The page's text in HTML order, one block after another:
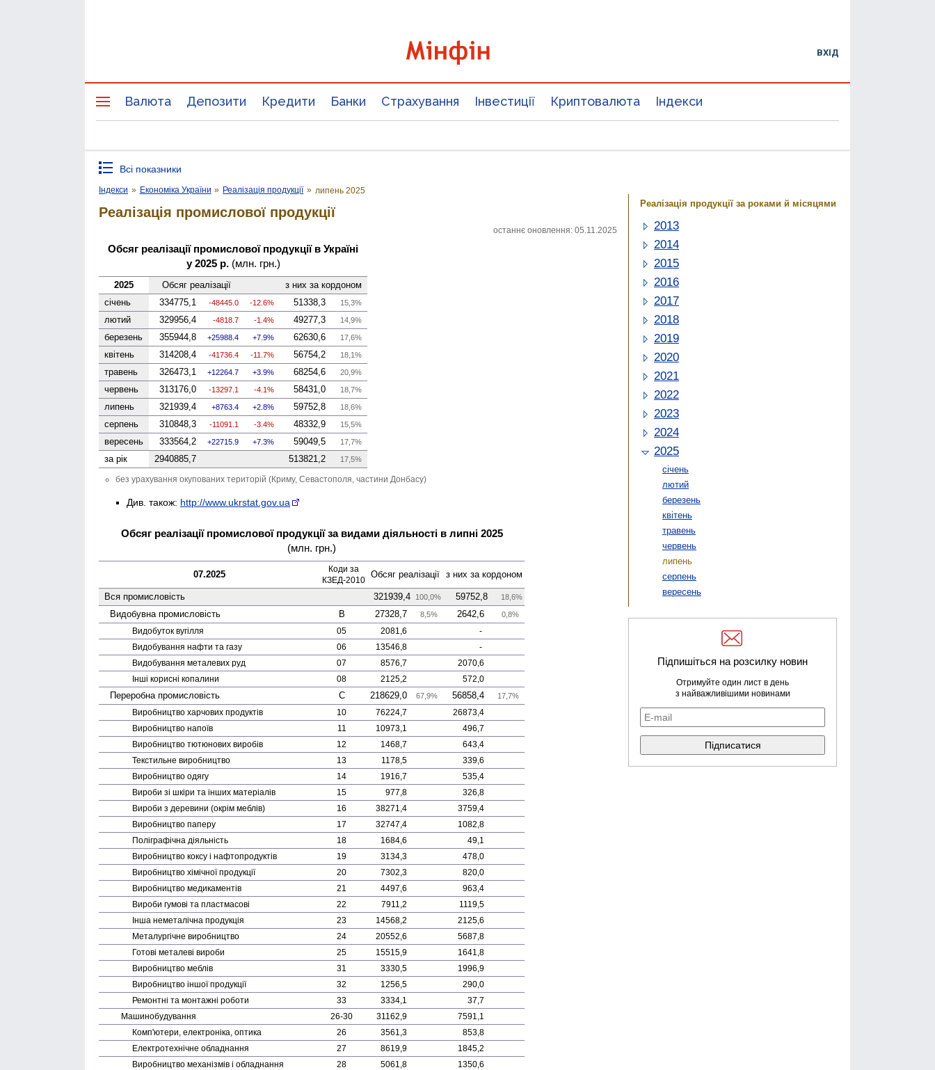
ВХІД
Валюта Депозити Кредити Банки Страхування Інвестиції Криптовалюта Індекси
Всі показники
Індекси » Економіка України » Реалізація продукції » липень 2025
Реалізація промислової продукції
останнє оновлення: 05.11.2025
Обсяг реалізації промислової продукції в Україні
у 2025 р. (млн. грн.)
2025 Обсяг реалізації
з них за кордоном
січень
334775,1 -48445.0 -12.6% 51338,3 15,3%
лютий 329956,4 -4818.7 -1.4% 49277,3 14,9%
березень 355944,8 25988.4 7.9% 62630,6 17,6%
квітень 314208,4 -41736.4 -11.7% 56754,2 18,1%
травень 326473,1 12264.7 3.9% 68254,6 20,9%
червень 313176,0 -13297.1 -4.1% 58431,0 18,7%
липень 321939,4 8763.4 2.8% 59752,8 18,6%
серпень 310848,3 -11091.1 -3.4% 48332,9 15,5%
вересень 333564,2 22715.9 7.3% 59049,5 17,7%
за рік 2940885,7 513821,2 17,5%
без урахування окупованих територій (Криму, Севастополя, частини Донбасу)
Див. також: http://www.ukrstat.gov.ua
Обсяг реалізації промислової продукції за видами діяльності в липні 2025
(млн. грн.)
07.2025
Коди за
КЗЕД-2010
Обсяг реалізації з них за кордоном
Вся промисловість 321939,4 100,0% 59752,8 18,6%
Видобувна промисловість B 27328,7 8,5% 2642,6 0,8%
Видобуток вугілля 05 2081,6
-
Видобування нафти та газу
06 13546,8
-
Видобування металевих руд
07 8576,7
2070,6
Інші корисні копалини
08 2125,2 572,0
Переробна промисловість C 218629,0 67,9% 56858,4 17,7%
Виробництво харчових продуктів 10 76224,7
26873,4
Виробництво напоїв
11 10973,1
496,7
Виробництво тютюнових виробів
12 1468,7
643,4
Текстильне виробництво
13 1178,5
339,6
Виробництво одягу
14 1916,7
535,4
Вироби зі шкіри та інших матеріалів
15 977,8
326,8
Вироби з деревини (окрім меблів)
16 38271,4
3759,4
Виробництво паперу
17 32747,4
1082,8
Поліграфічна діяльність
18 1684,6
49,1
Виробництво коксу і нафто­продуктів
19 3134,3
478,0
Виробництво хімічної продукції
20 7302,3
820,0
Виробництво медика­ментів
21 4497,6
963,4
Вироби гумові та пластмасові
22 7911,2
1119,5
Інша неметалічна продукція
23 14568,2
2125,6
Металургічне виробництво
24 20552,6
5687,8
Готові металеві вироби
25 15515,9
1641,8
Виробництво меблів
31 3330,5
1996,9
Виробництво іншої продукції
32 1256,5
290,0
Ремонтні та монтажні роботи
33 3334,1
37,7
Машино­будування
26-30 31162,9
7591,1
Комп'ютери, електроніка, оптика
26 3561,3
853,8
Електро­технічне обладнання
27 8619,9
1845,2
Виробництво механізмів і обладнання
28 5061,8
1350,6
Реалізація продукції за роками й місяцями
2013
2014
2015
2016
2017
2018
2019
2020
2021
2022
2023
2024
2025
січень
лютий
березень
квітень
травень
червень
липень
серпень
вересень
Підпишіться на розсилку новин
Отримуйте один лист в день
з найважливішими новинами